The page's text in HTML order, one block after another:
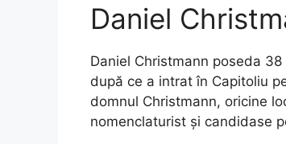
Daniel
Daniel Christmann poseda
după ce a intrat în Capitoliu
domnul Christmann, oricine
nomenclaturist și candidase